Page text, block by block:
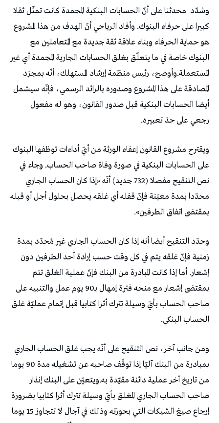
وشدّد محدثنا على أنّ الحسابات البنكية المجمدة كانت تمثّل ثقلا
كبيرا على حرفاء البنوك. وأفاد الرياحي أنّ الهدف من هذا المشروع
هو حماية الحرفاء وبناء علاقة ثقة جديدة مع المتعاملين مع
البنوك خاصة في ما يتعلّق بغلق الحسابات الجارية المجمدة أي غير
المستعملة.وأوضح، رئيس منظمة إرشاد المستهلك، أنّه بمجرّد
المصادقة على هذا المشروع وصدوره بالرائد الرسمي، فإنّه سيشمل
أيضا الحسابات البنكية قبل صدور القانون، وهو له مفعول
رجعي على حدّ تعبيره.
ويقترح مشروع القانون إعفاء الورثة من أيّ أداءات توظفها البنوك
على الحسابات البنكية في صورة وفاة صاحب الحساب. وجاء في
نص التنقيح مفصلا (732 جديد) أنّه «إذا كان الحساب الجاري
محدّدا بمدة معيّنة فإنّ قفله أي غلقه يحصل بحلول أجل أو قبله
بمقتضى اتفاق الطرفين».
وحدّد التنقيح أيضا أنه إذا كان الحساب الجاري غير مُحدّد بمدة
زمنية فإنّ غلقه يتم في كل وقت حسب إرادة أحد الطرفين دون
إشعار. أما إذا كانت المبادرة من البنك فإنّ عملية الغلق تتم
بمقتضى إشعار مع منحه فترة إمهال بـ90 يوم عمل والتنبيه على
صاحب الحساب بأيّ وسيلة تترك أثرا كتابيا قبل إتمام عمليّة غلق
الحساب البنكي.
ومن جانب آخر، نص التنقيح على أنّه يجب غلق الحساب الجاري
بمبادرة من البنك آليّا إذا توقّف صاحبه عن تشغيله مدة 90 يوما
من تاريخ آخر عملية دائنة مقيّدة به.ويتعيّن على البنك إنذار
صاحب الحساب الجاري المغلق بأيّ وسيلة تترك أثرا كتابيا بضرورة
إرجاع صيغ الشيكات التي بحوزته وذلك في آجال لا تتجاوز 15 يوما